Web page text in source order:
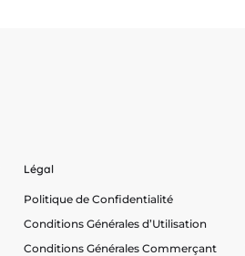
Légal
Politique de Confidentialité
Conditions Générales d’Utilisation
Conditions Générales Commerçant